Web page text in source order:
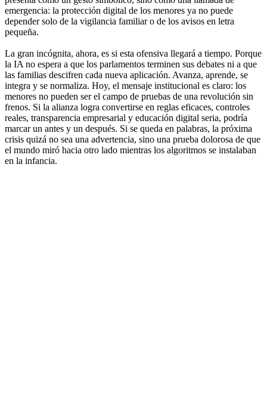
emergencia: la protección digital de los menores ya no puede
depender solo de la vigilancia familiar o de los avisos en letra
pequeña.
La gran incógnita, ahora, es si esta ofensiva llegará a tiempo. Porque
la IA no espera a que los parlamentos terminen sus debates ni a que
las familias descifren cada nueva aplicación. Avanza, aprende, se
integra y se normaliza. Hoy, el mensaje institucional es claro: los
menores no pueden ser el campo de pruebas de una revolución sin
frenos. Si la alianza logra convertirse en reglas eficaces, controles
reales, transparencia empresarial y educación digital seria, podría
marcar un antes y un después. Si se queda en palabras, la próxima
crisis quizá no sea una advertencia, sino una prueba dolorosa de que
el mundo miró hacia otro lado mientras los algoritmos se instalaban
en la infancia.